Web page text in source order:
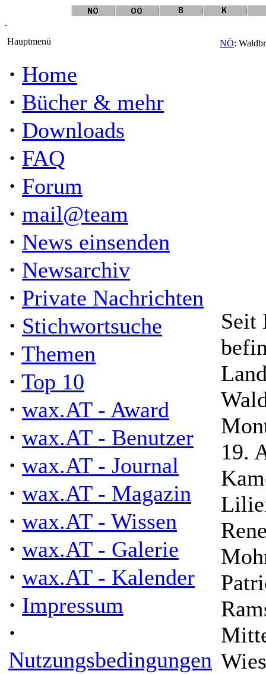
Hauptmenü
· Home
· Bücher & mehr
· Downloads
· FAQ
· Forum
· mail@team
· News einsenden
· Newsarchiv
· Private Nachrichten
· Stichwortsuche
· Themen
· Top 10
· wax.AT - Award
· wax.AT - Benutzer
· wax.AT - Journal
· wax.AT - Magazin
· wax.AT - Wissen
· wax.AT - Galerie
· wax.AT - Kalender
· Impressum
·
Nutzungsbedingungen
NÖ:
Seit
19.